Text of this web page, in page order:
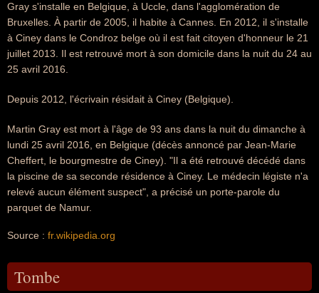
Gray s'installe en Belgique, à Uccle, dans l'agglomération de
Bruxelles. À partir de 2005, il habite à Cannes. En 2012, il s'installe
à Ciney dans le Condroz belge où il est fait citoyen d'honneur le 21
juillet 2013. Il est retrouvé mort à son domicile dans la nuit du 24 au
25 avril 2016.
Depuis 2012, l'écrivain résidait à Ciney (Belgique).
Martin Gray est mort à l'âge de 93 ans dans la nuit du dimanche à
lundi 25 avril 2016, en Belgique (décès annoncé par Jean-Marie
Cheffert, le bourgmestre de Ciney). "Il a été retrouvé décédé dans
la piscine de sa seconde résidence à Ciney. Le médecin légiste n'a
relevé aucun élément suspect", a précisé un porte-parole du
parquet de Namur.
Source : fr.wikipedia.org
Tombe